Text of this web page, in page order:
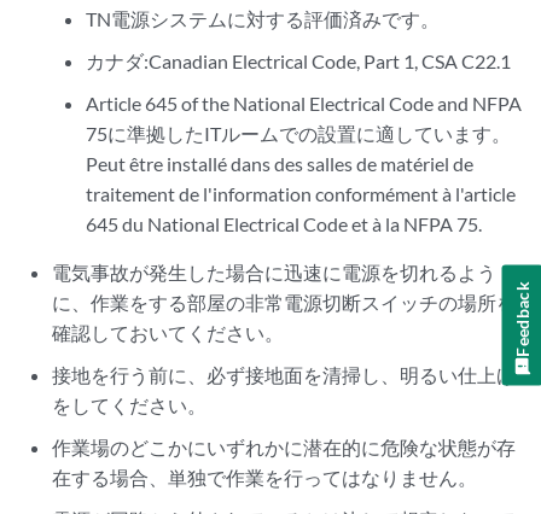
TN電源システムに対する評価済みです。
カナダ:Canadian Electrical Code, Part 1, CSA C22.1
Article 645 of the National Electrical Code and NFPA
75に準拠したITルームでの設置に適しています。
Peut être installé dans des salles de matériel de
traitement de l'information conformément à l'article
645 du National Electrical Code et à la NFPA 75.
電気事故が発生した場合に迅速に電源を切れるよう
に、作業をする部屋の非常電源切断スイッチの場所を
確認しておいてください。
接地を行う前に、必ず接地面を清掃し、明るい仕上げ
をしてください。
作業場のどこかにいずれかに潜在的に危険な状態が存
在する場合、単独で作業を行ってはなりません。
Feedback